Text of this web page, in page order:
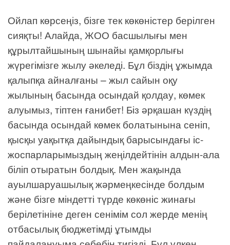
Ойлап көрсеңіз, бізге тек көкөністер берілген
сияқты! Алайда, ЖОО басшылығы мен
құрылтайшының шынайы қамқорлығы
жүрегімізге жылу әкеледі. Бұл біздің ұжымда
қалыпқа айналғаны – жыл сайын оқу
жылының басында осындай қолдау, көмек
алуымыз, тіптен ғанибет! Біз әрқашан күздің
басында осындай көмек болатынына сеніп,
қысқы уақытқа дайындық барысындағы іс-
жоспарларымыздың жеңілдейтінін алдын-ала
біліп отыратын болдық. Мен жақында
ауылшаруашылық жәрмеңкесінде болдым
және бізге міндетті түрде көкөніс жинағы
берілетініне деген сенімім сол жерде менің
отбасылық бюджетімді ұтымды